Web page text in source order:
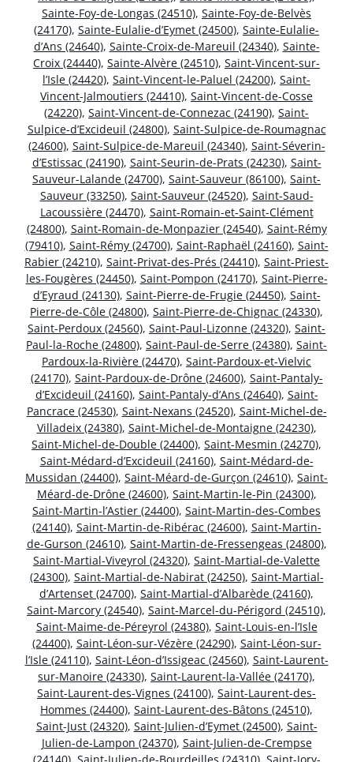
Sainte-Foy-de-Longas (24510), Sainte-Foy-de-Belvès
(24170), Sainte-Eulalie-d’Eymet (24500), Sainte-Eulalie-
d’Ans (24640), Sainte-Croix-de-Mareuil (24340), Sainte-
Croix (24440), Sainte-Alvère (24510), Saint-Vincent-sur-
l’Isle (24420), Saint-Vincent-le-Paluel (24200), Saint-
Vincent-Jalmoutiers (24410), Saint-Vincent-de-Cosse
(24220), Saint-Vincent-de-Connezac (24190), Saint-
Sulpice-d’Excideuil (24800), Saint-Sulpice-de-Roumagnac
(24600), Saint-Sulpice-de-Mareuil (24340), Saint-Séverin-
d’Estissac (24190), Saint-Seurin-de-Prats (24230), Saint-
Sauveur-Lalande (24700), Saint-Sauveur (86100), Saint-
Sauveur (33250), Saint-Sauveur (24520), Saint-Saud-
Lacoussière (24470), Saint-Romain-et-Saint-Clément
(24800), Saint-Romain-de-Monpazier (24540), Saint-Rémy
(79410), Saint-Rémy (24700), Saint-Raphaël (24160), Saint-
Rabier (24210), Saint-Privat-des-Prés (24410), Saint-Priest-
les-Fougères (24450), Saint-Pompon (24170), Saint-Pierre-
d’Eyraud (24130), Saint-Pierre-de-Frugie (24450), Saint-
Pierre-de-Côle (24800), Saint-Pierre-de-Chignac (24330),
Saint-Perdoux (24560), Saint-Paul-Lizonne (24320), Saint-
Paul-la-Roche (24800), Saint-Paul-de-Serre (24380), Saint-
Pardoux-la-Rivière (24470), Saint-Pardoux-et-Vielvic
(24170), Saint-Pardoux-de-Drône (24600), Saint-Pantaly-
d’Excideuil (24160), Saint-Pantaly-d’Ans (24640), Saint-
Pancrace (24530), Saint-Nexans (24520), Saint-Michel-de-
Villadeix (24380), Saint-Michel-de-Montaigne (24230),
Saint-Michel-de-Double (24400), Saint-Mesmin (24270),
Saint-Médard-d’Excideuil (24160), Saint-Médard-de-
Mussidan (24400), Saint-Méard-de-Gurçon (24610), Saint-
Méard-de-Drône (24600), Saint-Martin-le-Pin (24300),
Saint-Martin-l’Astier (24400), Saint-Martin-des-Combes
(24140), Saint-Martin-de-Ribérac (24600), Saint-Martin-
de-Gurson (24610), Saint-Martin-de-Fressengeas (24800),
Saint-Martial-Viveyrol (24320), Saint-Martial-de-Valette
(24300), Saint-Martial-de-Nabirat (24250), Saint-Martial-
d’Artenset (24700), Saint-Martial-d’Albarède (24160),
Saint-Marcory (24540), Saint-Marcel-du-Périgord (24510),
Saint-Maime-de-Péreyrol (24380), Saint-Louis-en-l’Isle
(24400), Saint-Léon-sur-Vézère (24290), Saint-Léon-sur-
l’Isle (24110), Saint-Léon-d’Issigeac (24560), Saint-Laurent-
sur-Manoire (24330), Saint-Laurent-la-Vallée (24170),
Saint-Laurent-des-Vignes (24100), Saint-Laurent-des-
Hommes (24400), Saint-Laurent-des-Bâtons (24510),
Saint-Just (24320), Saint-Julien-d’Eymet (24500), Saint-
Julien-de-Lampon (24370), Saint-Julien-de-Crempse